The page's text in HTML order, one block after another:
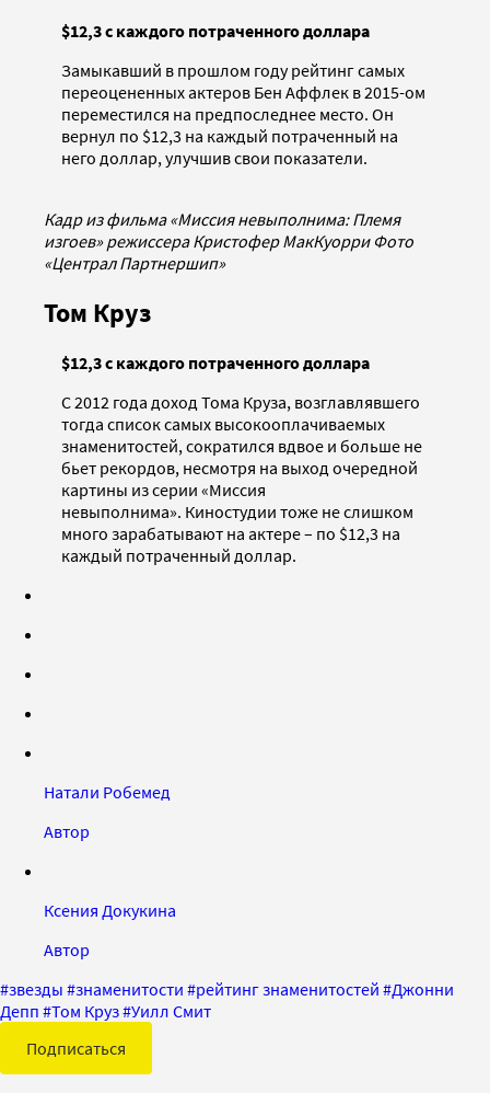
$12,3 с каждого потраченного доллара
Замыкавший в прошлом году рейтинг самых
переоцененных актеров Бен Аффлек в 2015-ом
переместился на предпоследнее место. Он
вернул по $12,3 на каждый потраченный на
него доллар, улучшив свои показатели.
Кадр из фильма «Миссия невыполнима: Племя
изгоев» режиссера Кристофер МакКуорри Фото
«Централ Партнершип»
Том Круз
$12,3 с каждого потраченного доллара
С 2012 года доход Тома Круза, возглавлявшего
тогда список самых высокооплачиваемых
знаменитостей, сократился вдвое и больше не
бьет рекордов, несмотря на выход очередной
картины из серии «Миссия
невыполнима». Киностудии тоже не слишком
много зарабатывают на актере – по $12,3 на
каждый потраченный доллар.
Натали Робемед
Автор
Ксения Докукина
Автор
#звезды #знаменитости #рейтинг знаменитостей #Джонни
Депп #Том Круз#Уилл Смит
Подписаться